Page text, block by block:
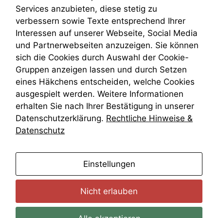
Venezuela
VRK
Wiederherstellungsanordnung
Zivilprozessordnung
ZPO
Zustellfiktion
Zuständigkeit
Öffentliches Personalrecht
Öffentlichkeitsprinzip
Services anzubieten, diese stetig zu
verbessern sowie Texte entsprechend Ihrer
Interessen auf unserer Webseite, Social Media
und Partnerwebseiten anzuzeigen. Sie können
sich die Cookies durch Auswahl der Cookie-
Gruppen anzeigen lassen und durch Setzen
eines Häkchens entscheiden, welche Cookies
ausgespielt werden. Weitere Informationen
erhalten Sie nach Ihrer Bestätigung in unserer
Datenschutzerklärung. Rechtliche Hinweise &
Datenschutz
Einstellungen
Nicht erlauben